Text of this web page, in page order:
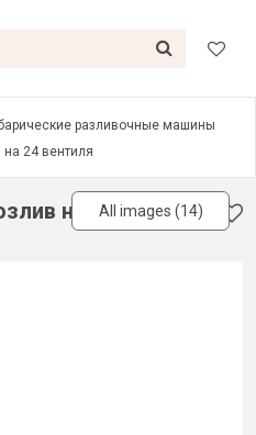
разливочные машины
на 24 вентиля
на 24 вентиля
All images (14)